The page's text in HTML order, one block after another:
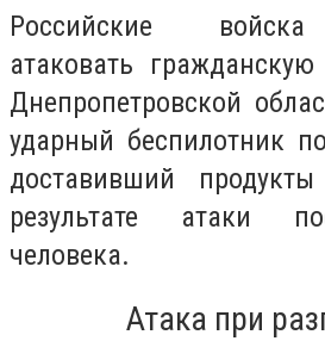
Российские
атаковать гражданскую
Днепропетровской
ударный беспилотник
доставивший
результате атаки
человека.
Атака при